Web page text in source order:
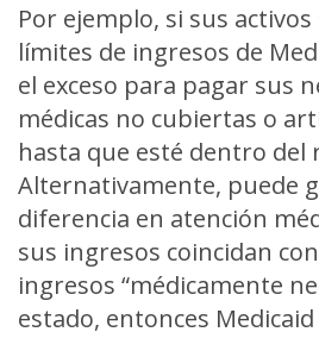
Por ejemplo, si sus
límites de ingresos de
el exceso para pagar sus
médicas no cubiertas o
hasta que esté dentro
Alternativamente, puede
diferencia en atención
sus ingresos coincidan
ingresos “médicamente
estado, entonces